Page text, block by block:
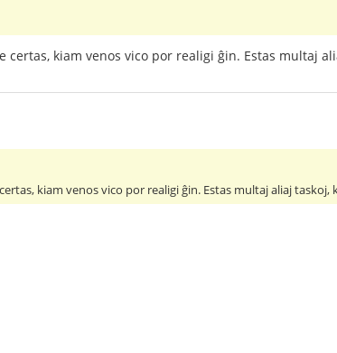
certas, kiam venos vico por realigi ĝin. Estas multaj
kiam venos vico por realigi ĝin. Estas multaj aliaj taskoj,